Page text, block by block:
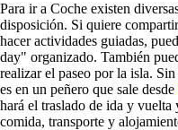
Para ir a Coche existen
disposición. Si quiere
hacer actividades guiadas,
day" organizado. También
realizar el paseo por la isla.
es en un peñero que sale desde
hará el traslado de ida y vuelta
comida, transporte y